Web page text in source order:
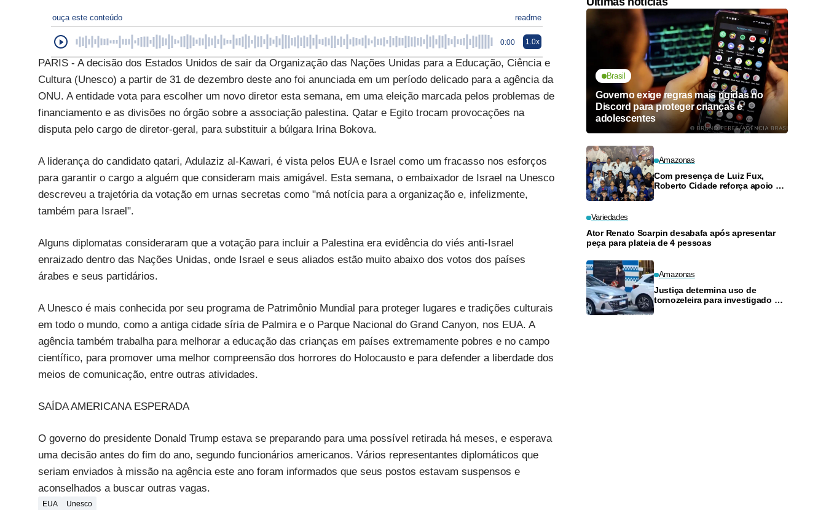
ouça este conteúdo readme
0:00 1.0x
PARIS - A decisão dos Estados Unidos de sair da Organização das Nações Unidas para a Educação, Ciência e
Cultura (Unesco) a partir de 31 de dezembro deste ano foi anunciada em um período delicado para a agência da
ONU. A entidade vota para escolher um novo diretor esta semana, em uma eleição marcada pelos problemas de
financiamento e as divisões no órgão sobre a associação palestina. Qatar e Egito trocam provocações na
disputa pelo cargo de diretor-geral, para substituir a búlgara Irina Bokova.
A liderança do candidato qatari, Adulaziz al-Kawari, é vista pelos EUA e Israel como um fracasso nos esforços
para garantir o cargo a alguém que consideram mais amigável. Esta semana, o embaixador de Israel na Unesco
descreveu a trajetória da votação em urnas secretas como "má notícia para a organização e, infelizmente,
também para Israel".
Alguns diplomatas consideraram que a votação para incluir a Palestina era evidência do viés anti-Israel
enraizado dentro das Nações Unidas, onde Israel e seus aliados estão muito abaixo dos votos dos países
árabes e seus partidários.
A Unesco é mais conhecida por seu programa de Patrimônio Mundial para proteger lugares e tradições culturais
em todo o mundo, como a antiga cidade síria de Palmira e o Parque Nacional do Grand Canyon, nos EUA. A
agência também trabalha para melhorar a educação das crianças em países extremamente pobres e no campo
científico, para promover uma melhor compreensão dos horrores do Holocausto e para defender a liberdade dos
meios de comunicação, entre outras atividades.
SAÍDA AMERICANA ESPERADA
O governo do presidente Donald Trump estava se preparando para uma possível retirada há meses, e esperava
uma decisão antes do fim do ano, segundo funcionários americanos. Vários representantes diplomáticos que
seriam enviados à missão na agência este ano foram informados que seus postos estavam suspensos e
aconselhados a buscar outras vagas.
EUA Unesco
Brasil
Governo exige regras mais rígidas no
Discord para proteger crianças e
adolescentes
Amazonas
Com presença de Luiz Fux,
Roberto Cidade reforça apoio a
Variedades
Ator Renato Scarpin desabafa após apresentar
peça para plateia de 4 pessoas
Amazonas
Justiça determina uso de
tornozeleira para investigado por